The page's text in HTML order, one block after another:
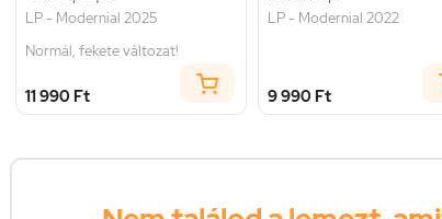
LP - Modernial 2025
Normál, fekete változat!
11 990 Ft
LP - Modernial 2022
9 990 Ft